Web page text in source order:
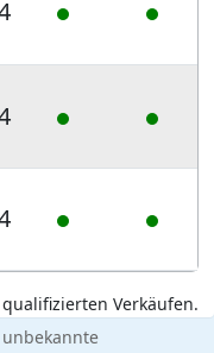
Verkäufen.